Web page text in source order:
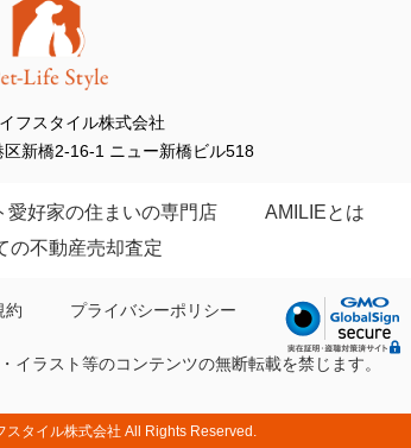
フスタイル株式会社
新橋2-16-1 ニュー新橋ビル518
愛好家の住まいの専門店 AMILIEとは
の不動産売却査定
約 プライバシーポリシー
イラスト等のコンテンツの無断転載を禁じます。
スタイル株式会社 All Rights Reserved.